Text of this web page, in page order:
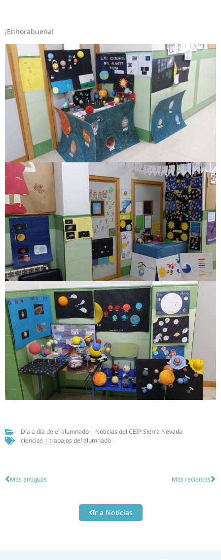
¡Enhorabuena!
Día a día de el alumnado | Noticias del CEIP Sierra Nevada
ciencias | trabajos del alumnado
Más antiguas Más recientes
Ir a Noticias